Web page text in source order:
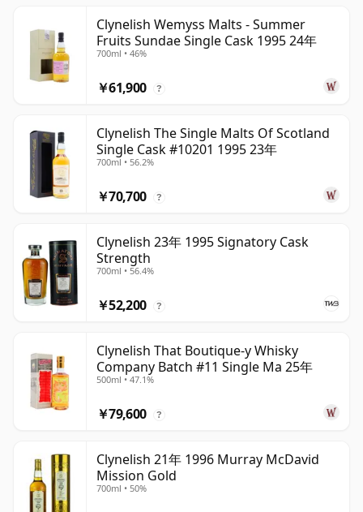
Clynelish Wemyss Malts - Summer
Fruits Sundae Single Cask 1995 24年
700ml • 46%
￥61,900 ?
Clynelish The Single Malts Of Scotland
Single Cask #10201 1995 23年
700ml • 56.2%
￥70,700 ?
Clynelish 23年 1995 Signatory Cask
Strength
700ml • 56.4%
￥52,200 ?
Clynelish That Boutique-y Whisky
Company Batch #11 Single Ma 25年
500ml • 47.1%
￥79,600 ?
Clynelish 21年 1996 Murray McDavid
Mission Gold
700ml • 50%